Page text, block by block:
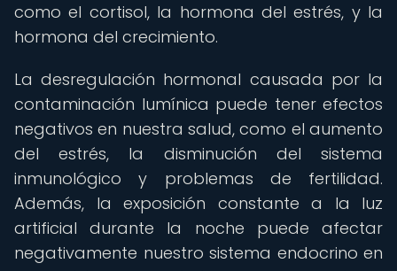
como el cortisol, la hormona del estrés, y la
hormona del crecimiento.
La desregulación hormonal causada por la
contaminación lumínica puede tener efectos
negativos en nuestra salud, como el aumento
del estrés, la disminución del sistema
inmunológico y problemas de fertilidad.
Además, la exposición constante a la luz
artificial durante la noche puede afectar
negativamente nuestro sistema endocrino en